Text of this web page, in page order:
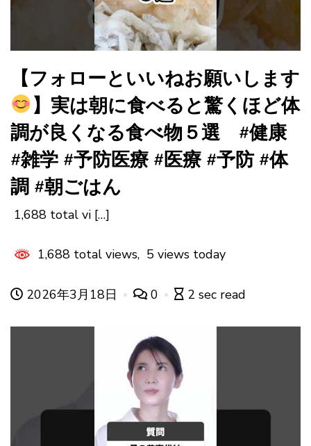
【フォローといいねお願いします
】実は朝に食べると驚くほど体
調が良くなる食べ物５選 #健康
#雑学 #予防医療 #医療 #予防 #体
調 #朝ごはん
1,688 total vi […]
1,688 total views, 5 views today
2026年3月18日 0 2 sec read